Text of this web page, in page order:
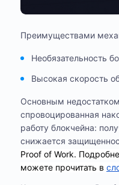
Преимуществами
Необязательность
Высокая скорость
Основным
спровоцированная
работу блокчейна:
снижается
Proof of Work.
можете прочитать в